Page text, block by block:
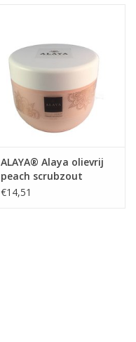
ALAYA® Alaya olievrij
peach scrubzout
€14,51